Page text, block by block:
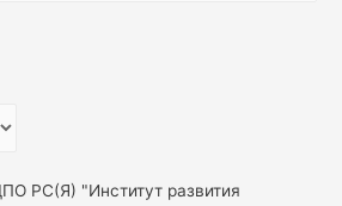
РС(Я) "Институт развития